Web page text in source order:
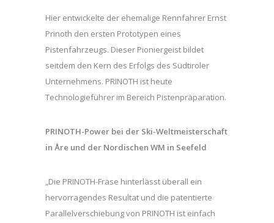
Hier entwickelte der ehemalige Rennfahrer Ernst
Prinoth den ersten Prototypen eines
Pistenfahrzeugs. Dieser Pioniergeist bildet
seitdem den Kern des Erfolgs des Südtiroler
Unternehmens. PRINOTH ist heute
Technologieführer im Bereich Pistenpräparation.
PRINOTH-Power bei der Ski-Weltmeisterschaft
in Åre und der Nordischen WM in Seefeld
„Die PRINOTH-Fräse hinterlässt überall ein
hervorragendes Resultat und die patentierte
Parallelverschiebung von PRINOTH ist einfach